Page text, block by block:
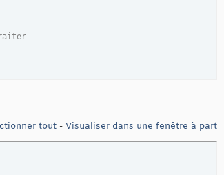
tout - Visualiser dans une fenêtre à part